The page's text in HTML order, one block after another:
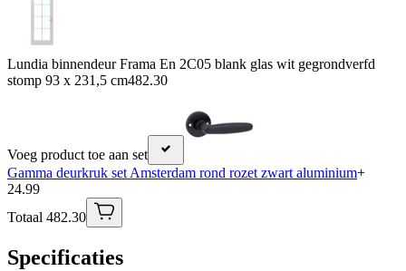
Lundia binnendeur Frama En 2C05 blank glas wit gegrondverfd
stomp 93 x 231,5 cm482.30
Voeg product toe aan set
Gamma deurkruk set Amsterdam rond rozet zwart aluminium+
24.99
Totaal 482.30
Specificaties